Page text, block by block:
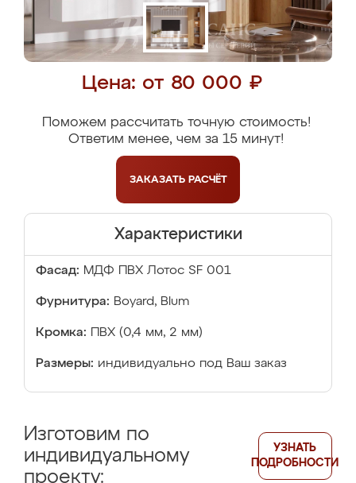
Цена: от 80 000 ₽
Поможем рассчитать точную стоимость!
Ответим менее, чем за 15 минут!
ЗАКАЗАТЬ РАСЧЁТ
Характеристики
Фасад: МДФ ПВХ Лотос SF 001
Фурнитура: Boyard, Blum
Кромка: ПВХ (0,4 мм, 2 мм)
Размеры: индивидуально под Ваш заказ
Изготовим по
индивидуальному
проекту:
УЗНАТЬ
ПОДРОБНОСТИ